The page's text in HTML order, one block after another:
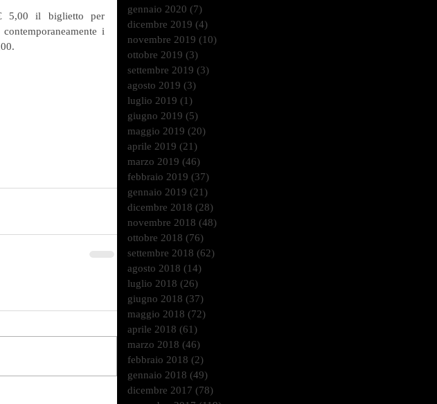
5,00 il biglietto per
i
gennaio 2020 (7)
dicembre 2019 (4)
novembre 2019 (10)
ottobre 2019 (3)
settembre 2019 (3)
agosto 2019 (3)
luglio 2019 (1)
giugno 2019 (5)
maggio 2019 (20)
aprile 2019 (21)
marzo 2019 (46)
febbraio 2019 (37)
gennaio 2019 (21)
dicembre 2018 (28)
novembre 2018 (48)
ottobre 2018 (76)
settembre 2018 (62)
agosto 2018 (14)
luglio 2018 (26)
giugno 2018 (37)
maggio 2018 (72)
aprile 2018 (61)
marzo 2018 (46)
febbraio 2018 (2)
gennaio 2018 (49)
dicembre 2017 (78)